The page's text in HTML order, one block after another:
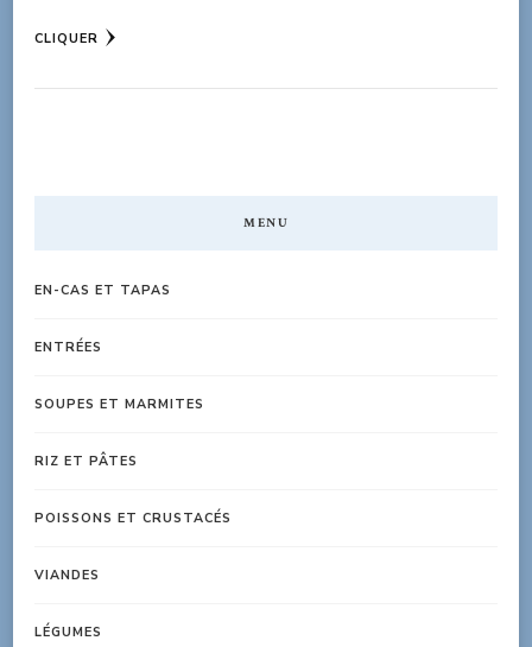
CLIQUER
MENU
EN-CAS ET TAPAS
ENTRÉES
SOUPES ET MARMITES
RIZ ET PÂTES
POISSONS ET CRUSTACÉS
VIANDES
LÉGUMES